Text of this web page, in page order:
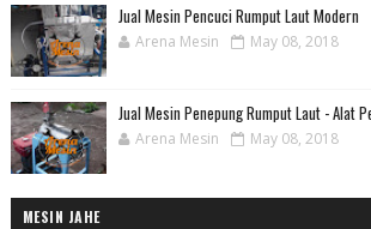
Jual Mesin Pencuci Rumput Laut Modern
Arena Mesin May 08, 2018
Jual Mesin Penepung Rumput Laut - Alat
Arena Mesin May 08, 2018
MESIN JAHE